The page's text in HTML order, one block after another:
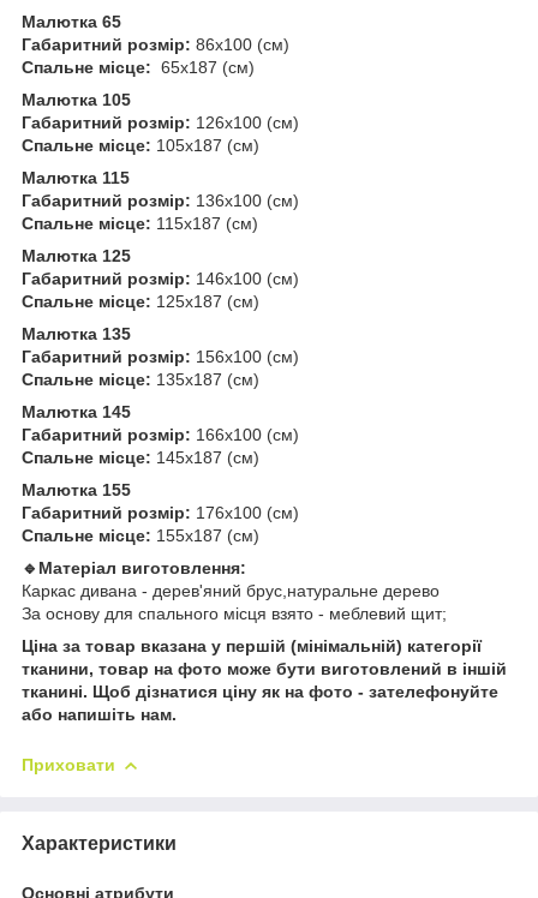
Малютка 65
Габаритний розмір: 86х100 (см)
Спальне місце: 65х187 (см)
Малютка 105
Габаритний розмір: 126х100 (см)
Спальне місце: 105х187 (см)
Малютка 115
Габаритний розмір: 136х100 (см)
Спальне місце: 115х187 (см)
Малютка 125
Габаритний розмір: 146х100 (см)
Спальне місце: 125х187 (см)
Малютка 135
Габаритний розмір: 156х100 (см)
Спальне місце: 135х187 (см)
Малютка 145
Габаритний розмір: 166х100 (см)
Спальне місце: 145х187 (см)
Малютка 155
Габаритний розмір: 176х100 (см)
Спальне місце: 155х187 (см)
🔹Матеріал виготовлення:
Каркас дивана - дерев'яний брус,натуральне дерево
За основу для спального місця взято - меблевий щит;
Ціна за товар вказана у першій (мінімальній) категорії
тканини, товар на фото може бути виготовлений в іншій
тканині. Щоб дізнатися ціну як на фото - зателефонуйте
або напишіть нам.
Приховати
Характеристики
Основні атрибути